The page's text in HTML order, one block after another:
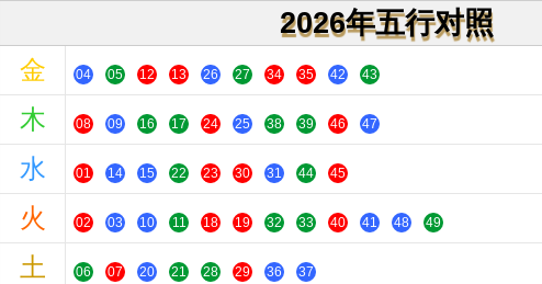
2026年五行对照
金 04 05 12 13 26 27 34 35 42 43
木 08 09 16 17 24 25 38 39 46 47
水 01 14 15 22 23 30 31 44 45
火 02 03 10 11 18 19 32 33 40 41 48 49
土 06 07 20 21 28 29 36 37